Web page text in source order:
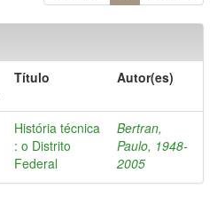
Título Autor(es)
História técnica
: o Distrito
Federal
Bertran,
Paulo, 1948-
2005